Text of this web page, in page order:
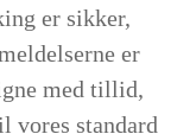
er sikker,
er
med tillid,
vores standard